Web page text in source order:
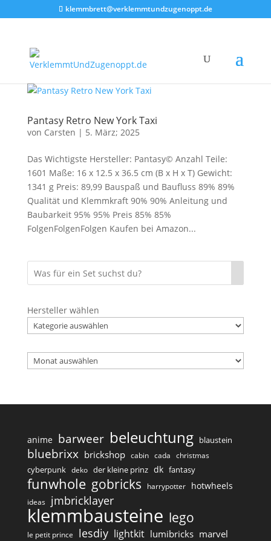
klemmbrett@verklemmtundzugenoppt.de
Pantasy Retro New York Taxi
von Carsten | 5. März; 2025
Das Wichtigste Hersteller: Pantasy© Anzahl Teile:
1601 Maße: 16 x 12.5 x 36.5 cm (B x H x T) Gewicht:
1341 g Preis: 89,99 Bauspaß und Baufluss 89% 89%
Qualität und Klemmkraft 90% 90% Anleitung und
Baubarkeit 95% 95% Preis 85% 85%
FolgenFolgenFolgen Kaufen bei Amazon...
Hersteller wählen
Archiv
anime barweer beleuchtung blaustein
bluebrixx brickshop cabin cada christmas
cyberpunk deko der kleine prinz dk fantasy
funwhole gobricks harrypotter hotwheels
ideas jmbricklayer
klemmbausteine lego
le petit prince lesdiy lightkit lumibricks marvel